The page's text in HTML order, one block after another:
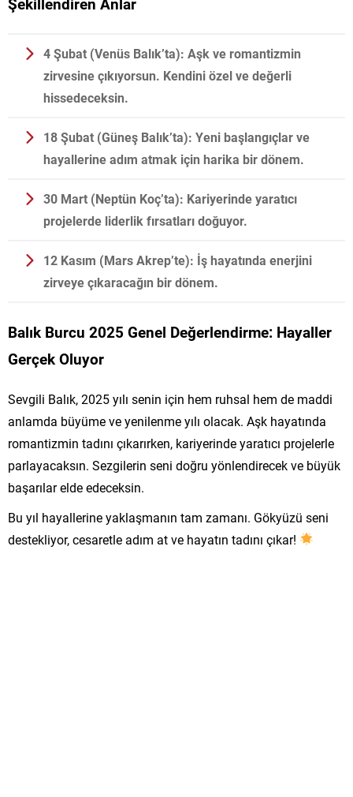
4 Şubat (Venüs Balık’ta): Aşk ve romantizmin
zirvesine çıkıyorsun. Kendini özel ve değerli
hissedeceksin.
18 Şubat (Güneş Balık’ta): Yeni başlangıçlar ve
hayallerine adım atmak için harika bir dönem.
30 Mart (Neptün Koç’ta): Kariyerinde yaratıcı
projelerde liderlik fırsatları doğuyor.
12 Kasım (Mars Akrep’te): İş hayatında enerjini
zirveye çıkaracağın bir dönem.
Balık Burcu 2025 Genel Değerlendirme: Hayaller
Gerçek Oluyor
Sevgili Balık, 2025 yılı senin için hem ruhsal hem de maddi
anlamda büyüme ve yenilenme yılı olacak. Aşk hayatında
romantizmin tadını çıkarırken, kariyerinde yaratıcı projelerle
parlayacaksın. Sezgilerin seni doğru yönlendirecek ve büyük
başarılar elde edeceksin.
Bu yıl hayallerine yaklaşmanın tam zamanı. Gökyüzü seni
destekliyor, cesaretle adım at ve hayatın tadını çıkar!